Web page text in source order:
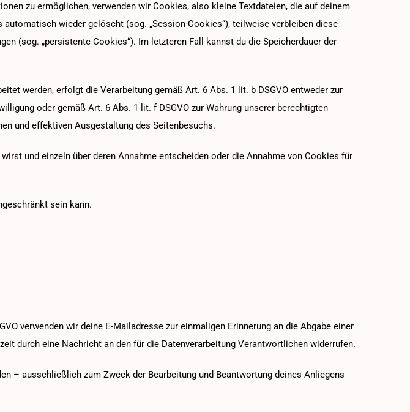
zu ermöglichen, verwenden wir Cookies, also kleine Textdateien, die auf deinem
wieder gelöscht (sog. „Session-Cookies“), teilweise verbleiben diese
(sog. „persistente Cookies“). Im letzteren Fall kannst du die Speicherdauer der
werden, erfolgt die Verarbeitung gemäß Art. 6 Abs. 1 lit. b DSGVO entweder zur
oder gemäß Art. 6 Abs. 1 lit. f DSGVO zur Wahrung unserer berechtigten
und effektiven Ausgestaltung des Seitenbesuchs.
und einzeln über deren Annahme entscheiden oder die Annahme von Cookies für
sein kann.
verwenden wir deine E-Mailadresse zur einmaligen Erinnerung an die Abgabe einer
durch eine Nachricht an den für die Datenverarbeitung Verantwortlichen widerrufen.
– ausschließlich zum Zweck der Bearbeitung und Beantwortung deines Anliegens